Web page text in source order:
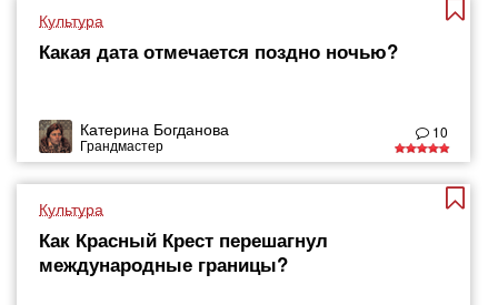
Культура
Какая дата отмечается поздно ночью?
Катерина Богданова
Грандмастер
10
Культура
Как Красный Крест перешагнул
международные границы?